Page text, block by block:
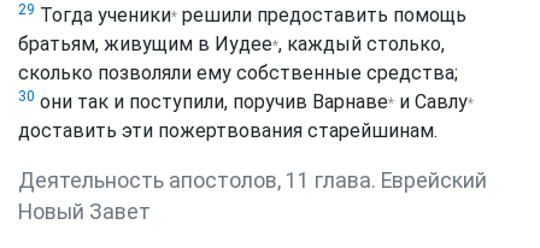
29 Тогда ученики* решили предоставить помощь
братьям, живущим в Иудее*, каждый столько,
сколько позволяли ему собственные средства;
30 они так и поступили, поручив Варнаве* и Савлу*
доставить эти пожертвования старейшинам.
Деятельность апостолов, 11 глава. Еврейский
Новый Завет